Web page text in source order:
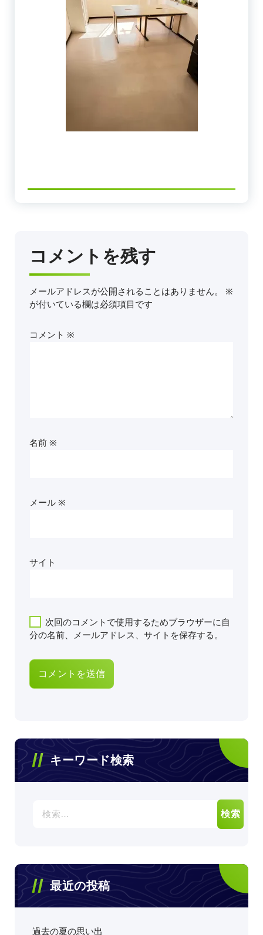
コメントを残す
メールアドレスが公開されることはありません。
※
が付いている欄は必須項目です
コメント ※
名前※
メール※
サイト
次回のコメントで使用するためブラウザーに自
分の名前、メールアドレス、サイトを保存する。
キーワード検索
最近の投稿
過去の夏の思い出